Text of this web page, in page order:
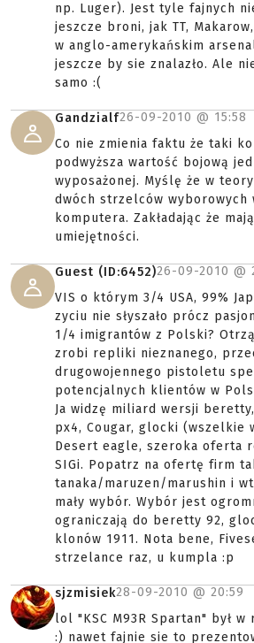
np. Luger). Jest tyle fajnych
jeszcze broni, jak TT,
w anglo-amerykańskim
jeszcze by sie znalazło. Ale
samo :(
Gandzialf26-09-2010 @ 15:58
Co nie zmienia faktu że taki
podwyższa wartość bojową
wyposażonej. Myślę że w
dwóch strzelców wyborowych
komputera. Zakładając że
umiejętności.
Guest (ID:6452)26-09-2010 @
VIS o którym 3/4 USA, 99%
zyciu nie słyszało prócz
1/4 imigrantów z Polski?
zrobi repliki nieznanego,
drugowojennego pistoletu
potencjalnych klientów w
Ja widzę miliard wersji
px4, Cougar, glocki (wszelkie
Desert eagle, szeroka oferta
SIGi. Popatrz na ofertę firm
tanaka/maruzen/marushin i
mały wybór. Wybór jest
ograniczają do beretty 92,
klonów 1911. Nota bene,
strzelance raz, u kumpla :p
sjzmisiek28-09-2010 @ 20:59
lol "KSC M93R Spartan" był
:) nawet fajnie sie to